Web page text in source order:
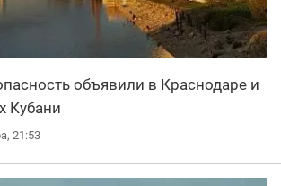
объявили в Краснодаре и
Кубани
21:53